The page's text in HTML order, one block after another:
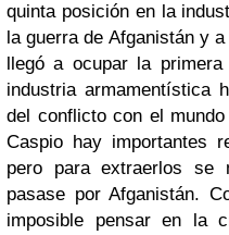
quinta posición en la
la guerra de Afganistán y
llegó a ocupar la
industria armamentística
del conflicto con el
Caspio hay importantes
pero para extraerlos se
pasase por Afganistán.
imposible pensar en la